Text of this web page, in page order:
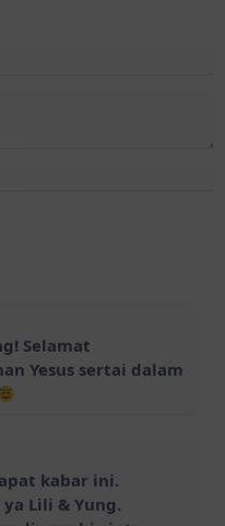
Selamat
Yesus sertai dalam
kabar ini.
Lili & Yung.